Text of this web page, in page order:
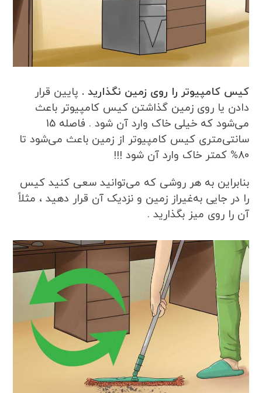
کیس کامپیوتر را روی زمین نگذارید . پایین قرار
دادن یا روی زمین گذاشتن کیس کامپیوتر باعث
می‌شود که خیلی خاک وارد آن شود . فاصله 15
سانتی‌متری کیس کامپیوتر از زمین باعث می‌شود تا
80% کمتر خاک وارد آن شود !!!
بنابراین به هر روشی که می‌توانید سعی کنید کیس
را در جایی به‌غیراز زمین و نزدیک آن قرار دهید ، مثلاً
آن را روی میز بگذارید .